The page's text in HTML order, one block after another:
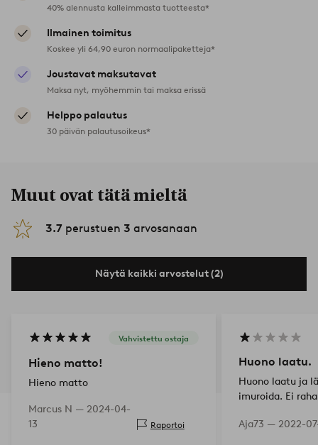
40% alennusta kalleimmasta tuotteesta*
Ilmainen toimitus
Koskee yli 64,90 euron normaalipaketteja*
Joustavat maksutavat
Maksa nyt, myöhemmin tai maksa erissä
Helppo palautus
30 päivän palautusoikeus*
Muut ovat tätä mieltä
3.7 perustuen 3 arvosanaan
Näytä kaikki arvostelut (2)
Vahvistettu ostaja
Hieno matto!
Hieno matto
Marcus N — 2024-04-
13
Raportoi
Huono laatu.
Huono laatu ja
imuroida. Ei
Aja73 — 2022-